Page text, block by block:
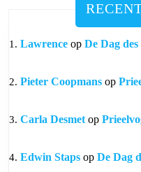
Lawrence op De Dag
Pieter Coopmans op
Carla Desmet op
Edwin Staps op De Dag